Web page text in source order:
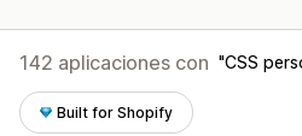
142 aplicaciones con CSS
Built for Shopify